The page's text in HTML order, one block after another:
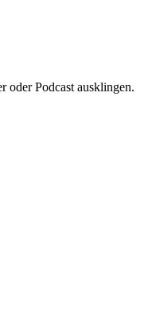
oder Podcast ausklingen.